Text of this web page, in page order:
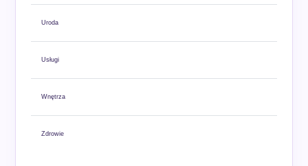
Uroda
Usługi
Wnętrza
Zdrowie